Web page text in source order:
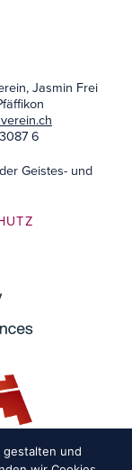
Jasmin Frei
6
Geistes- und
gestalten und